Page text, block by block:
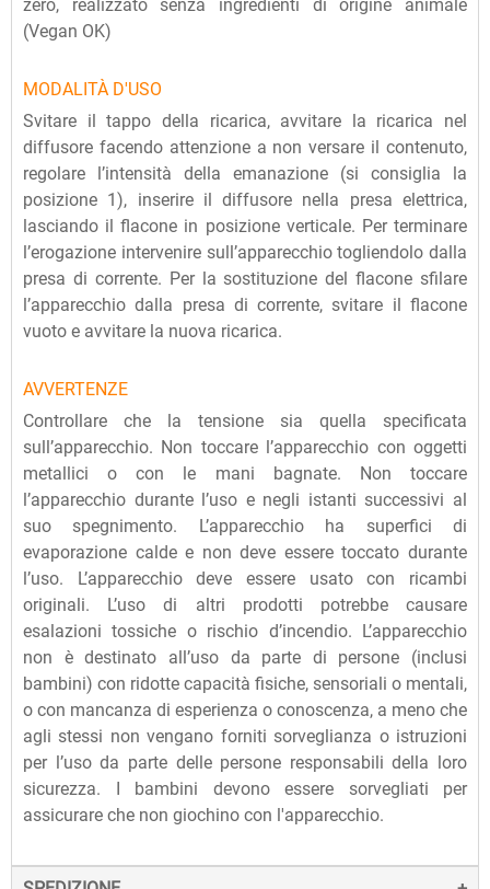
zero, realizzato senza ingredienti di origine animale
(Vegan OK)
MODALITÀ D'USO
Svitare il tappo della ricarica, avvitare la ricarica nel
diffusore facendo attenzione a non versare il contenuto,
regolare l’intensità della emanazione (si consiglia la
posizione 1), inserire il diffusore nella presa elettrica,
lasciando il flacone in posizione verticale. Per terminare
l’erogazione intervenire sull’apparecchio togliendolo dalla
presa di corrente. Per la sostituzione del flacone sfilare
l’apparecchio dalla presa di corrente, svitare il flacone
vuoto e avvitare la nuova ricarica.
AVVERTENZE
Controllare che la tensione sia quella specificata
sull’apparecchio. Non toccare l’apparecchio con oggetti
metallici o con le mani bagnate. Non toccare
l’apparecchio durante l’uso e negli istanti successivi al
suo spegnimento. L’apparecchio ha superfici di
evaporazione calde e non deve essere toccato durante
l’uso. L’apparecchio deve essere usato con ricambi
originali. L’uso di altri prodotti potrebbe causare
esalazioni tossiche o rischio d’incendio. L’apparecchio
non è destinato all’uso da parte di persone (inclusi
bambini) con ridotte capacità fisiche, sensoriali o mentali,
o con mancanza di esperienza o conoscenza, a meno che
agli stessi non vengano forniti sorveglianza o istruzioni
per l’uso da parte delle persone responsabili della loro
sicurezza. I bambini devono essere sorvegliati per
assicurare che non giochino con l'apparecchio.